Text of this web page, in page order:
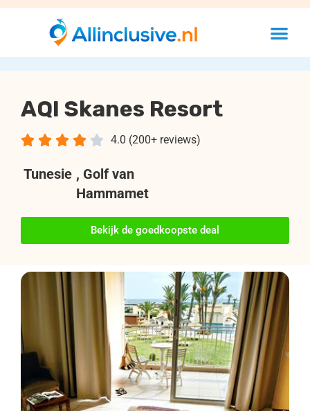
AQI Skanes Resort
4.0 (200+ reviews)
    
Tunesie , Golf van
Hammamet
Bekijk de goedkoopste deal